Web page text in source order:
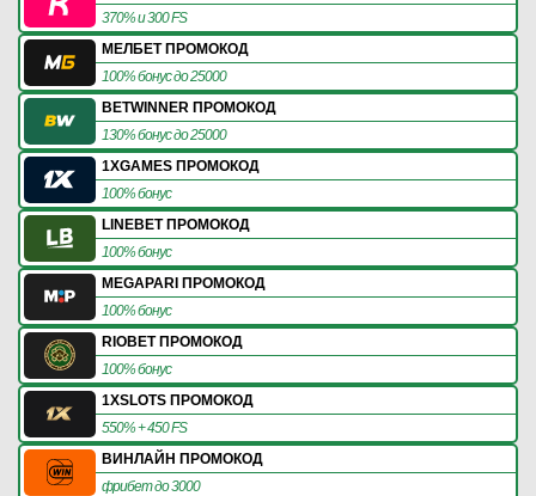
370% и 300 FS
МЕЛБЕТ ПРОМОКОД
100% бонус до 25000
BETWINNER ПРОМОКОД
130% бонус до 25000
1XGAMES ПРОМОКОД
100% бонус
LINEBET ПРОМОКОД
100% бонус
MEGAPARI ПРОМОКОД
100% бонус
RIOBET ПРОМОКОД
100% бонус
1XSLOTS ПРОМОКОД
550% + 450 FS
ВИНЛАЙН ПРОМОКОД
фрибет до 3000